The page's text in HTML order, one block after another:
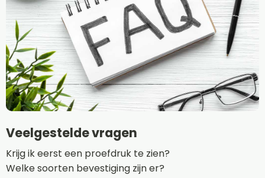
Veelgestelde vragen
Krijg ik eerst een proefdruk te zien?
Welke soorten bevestiging zijn er?